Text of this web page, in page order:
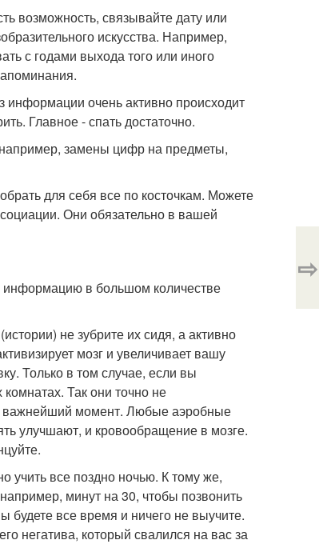
возможность, связывайте дату или
искусства. Например,
с годами выхода того или иного
очень активно происходит
Главное - спать достаточно.
замены цифр на предметы,
для себя все по косточкам. Можете
Они обязательно в вашей
информацию в большом количестве
не зубрите их сидя, а активно
мозг и увеличивает вашу
Только в том случае, если вы
Так они точно не
важнейший момент. Любые аэробные
улучшают, и кровообращение в мозге.
учить все поздно ночью. К тому же,
минут на 30, чтобы позвонить
будете все время и ничего не выучите.
негатива, который свалился на вас за
⇨